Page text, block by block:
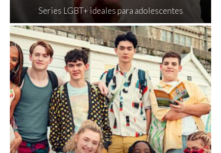
Series LGBT+ ideales para adolescentes